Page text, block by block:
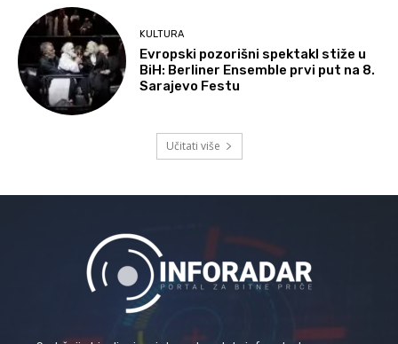
KULTURA
Evropski pozorišni spektakl stiže u
BiH: Berliner Ensemble prvi put na 8.
Sarajevo Festu
Učitati više